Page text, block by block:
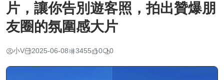
片，讓你告別遊客照，拍出贊爆朋
友圈的氛圍感大片
小V 2025-06-08 3455 0 0